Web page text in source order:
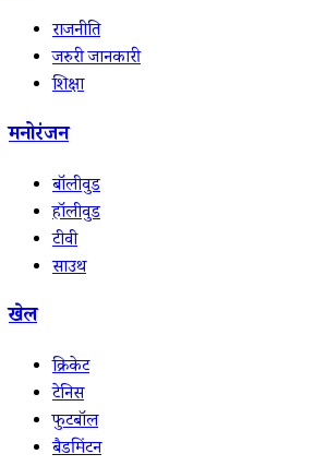
राजनीति
जरुरी जानकारी
शिक्षा
मनोरंजन
बॉलीवुड
हॉलीवुड
टीवी
साउथ
खेल
क्रिकेट
टेनिस
फुटबॉल
बैडमिंटन